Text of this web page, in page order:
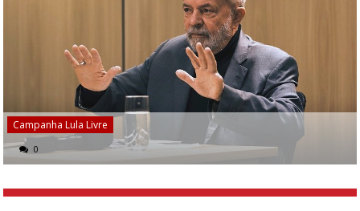
Campanha Lula Livre
0